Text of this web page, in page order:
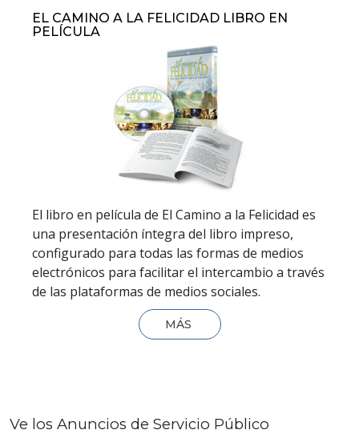
EL CAMINO A LA FELICIDAD LIBRO EN
PELÍCULA
El libro en película de El Camino a la Felicidad es
una presentación íntegra del libro impreso,
configurado para todas las formas de medios
electrónicos para facilitar el intercambio a través
de las plataformas de medios sociales.
MÁS
Ve los Anuncios de Servicio Público